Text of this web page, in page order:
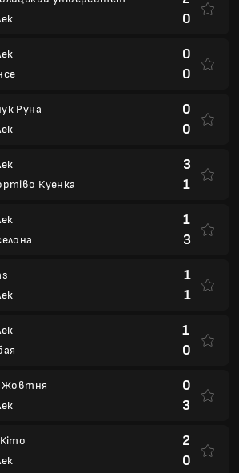
0
0
0
Руна
0
0
Куенка
3
1
1
3
1
1
1
0
Жовтня
0
3
2
0